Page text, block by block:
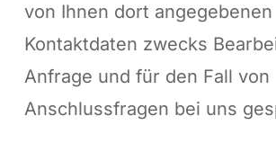
von Ihnen dort angegebenen
Kontaktdaten zwecks
Anfrage und für den Fall von
Anschlussfragen bei uns